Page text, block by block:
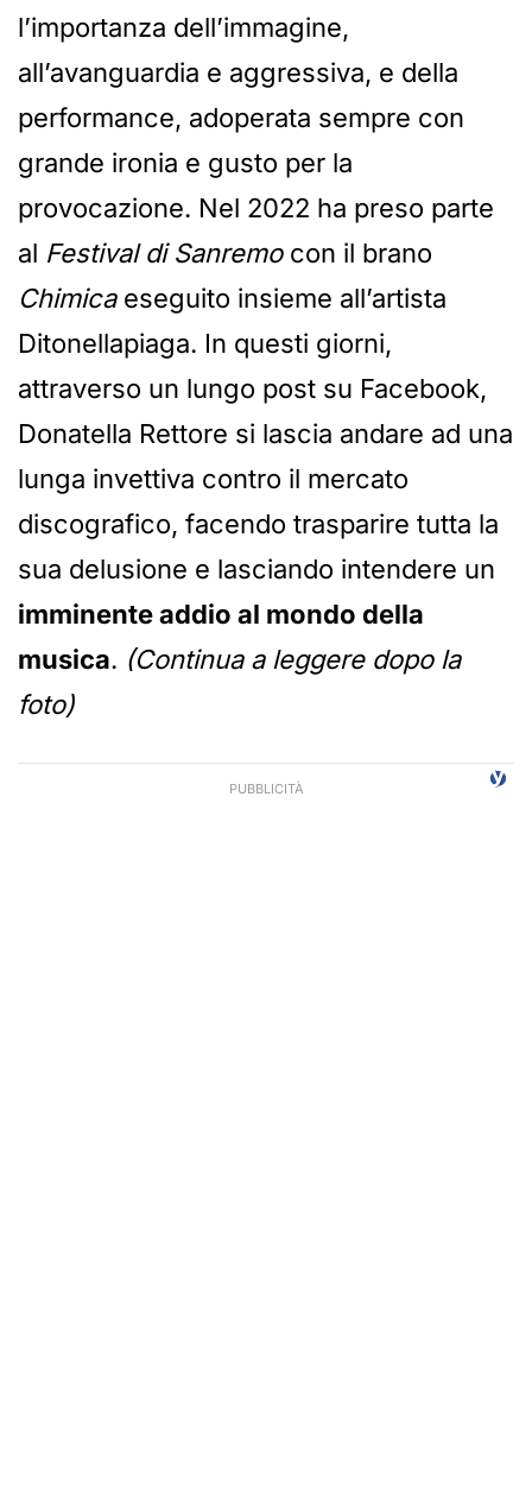
l’importanza dell’immagine,
all’avanguardia e aggressiva, e della
performance, adoperata sempre con
grande ironia e gusto per la
provocazione. Nel 2022 ha preso parte
al Festival di Sanremocon il brano
Chimicaeseguito insieme all’artista
Ditonellapiaga. In questi giorni,
attraverso un lungo post su Facebook,
Donatella Rettore si lascia andare ad una
lunga invettiva contro il mercato
discografico, facendo trasparire tutta la
sua delusione e lasciando intendere un
imminente addio al mondo della
musica. (Continua a leggere dopo la
foto)